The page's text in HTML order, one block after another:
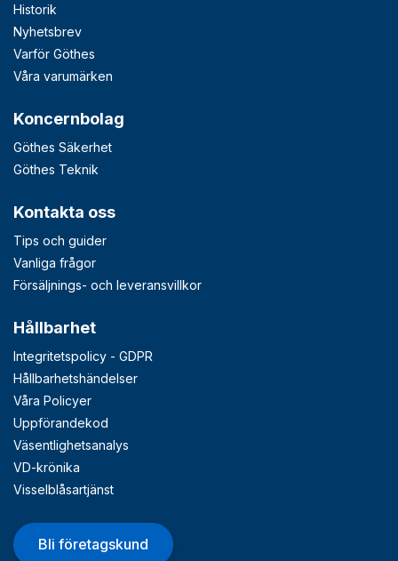
Historik
Nyhetsbrev
Varför Göthes
Våra varumärken
Koncernbolag
Göthes Säkerhet
Göthes Teknik
Kontakta oss
Tips och guider
Vanliga frågor
Försäljnings- och leveransvillkor
Hållbarhet
Integritetspolicy - GDPR
Hållbarhetshändelser
Våra Policyer
Uppförandekod
Väsentlighetsanalys
VD-krönika
Visselblåsartjänst
Bli företagskund